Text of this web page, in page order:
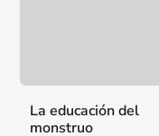
La educación del
monstruo